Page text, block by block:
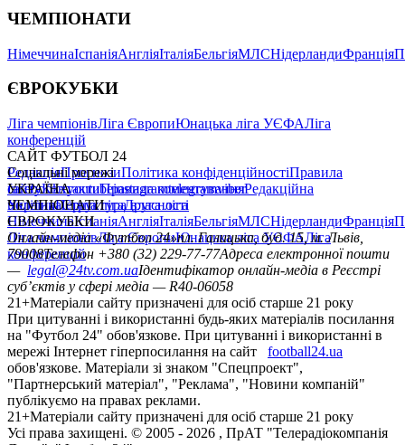
ЧЕМПІОНАТИ
НімеччинаІспаніяАнгліяІталіяБельгіяМЛСНідерландиФранція
ЄВРОКУБКИ
Ліга чемпіонівЛіга ЄвропиЮнацька ліга УЄФАЛіга
конференцій
САЙТ ФУТБОЛ 24
РедакціяПрогнозиПолітика конфіденційностіПравила
сайтуКонтактиПравила коментуванняРедакційна
політикаСтруктура власності
Соціальні мережі
facebookxyoutubeinstagramtelegramviber
УКРАЇНА
УкраїнаПерша лігаДруга ліга
ЧЕМПІОНАТИ
НімеччинаІспаніяАнгліяІталіяБельгіяМЛСНідерландиФранція
ЄВРОКУБКИ
Ліга чемпіонівЛіга ЄвропиЮнацька ліга УЄФАЛіга
конференцій
Онлайн-медіа «Футбол 24»пл. Галицька, буд. 15, м. Львів,
79008Телефон +380 (32) 229-77-77Адреса електронної пошти
— legal@24tv.com.uaІдентифікатор онлайн-медіа в Реєстрі
суб’єктів у сфері медіа — R40-06058
21+Матеріали сайту призначені для осіб старше 21 року
При цитуванні і використанні будь-яких матеріалів посилання
на "Футбол 24" обов'язкове. При цитуванні і використанні в
мережі Інтернет гіперпосилання на сайт
football24.ua
обов'язкове. Матеріали зі знаком "Спецпроект",
"Партнерський матеріал", "Реклама", "Новини компаній"
публікуємо на правах реклами.
21+Матеріали сайту призначені для осіб старше 21 року
Усi права захищенi. © 2005 - 2026 , ПрАТ "Телерадіокомпанія